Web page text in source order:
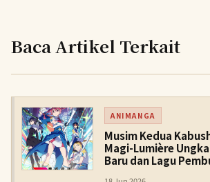
Baca Artikel Terkait
ANIMANGA
Musim Kedua
Magi-Lumière
Baru dan Lagu